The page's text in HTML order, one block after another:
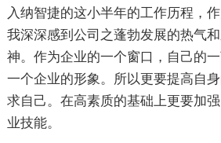
入纳智捷的这小半年的工作历程，
我深深感到公司之蓬勃发展的热气
神。作为企业的一个窗口，自己的
一个企业的形象。所以更要提高自
求自己。在高素质的基础上更要加
业技能。